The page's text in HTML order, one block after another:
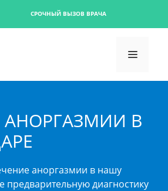
СРОЧНЫЙ ВЫЗОВ ВРАЧА
АНОРГАЗМИИ В
аноргазмии в нашу
предварительную диагностику